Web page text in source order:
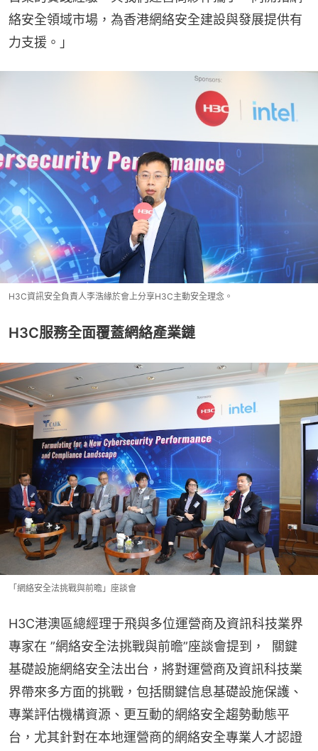
絡安全領域市場，為香港網絡安全建設與發展提供有
力支援。」
H3C資訊安全負責人李浩緣於會上分享H3C主動安全理念。
H3C服務全面覆蓋網絡產業鏈
「網絡安全法挑戰與前曕」座談會
H3C港澳區總經理于飛與多位運營商及資訊科技業界
專家在 ”網絡安全法挑戰與前曕”座談會提到，  關鍵
基礎設施網絡安全法出台，將對運營商及資訊科技業
界帶來多方面的挑戰，包括關鍵信息基礎設施保護、
專業評估機構資源、更互動的網絡安全趨勢動態平
台，尤其針對在本地運營商的網絡安全專業人才認證